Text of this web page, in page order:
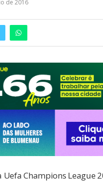
de 2016
Champions League